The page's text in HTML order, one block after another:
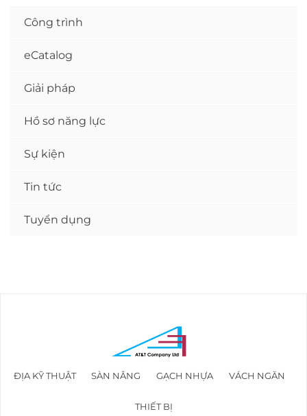
Công trình
eCatalog
Giải pháp
Hồ sơ năng lực
Sự kiện
Tin tức
Tuyển dụng
ĐỊA KỸ THUẬT SÀN NÂNG GẠCH NHỰA VÁCH NGĂN
THIẾT BỊ